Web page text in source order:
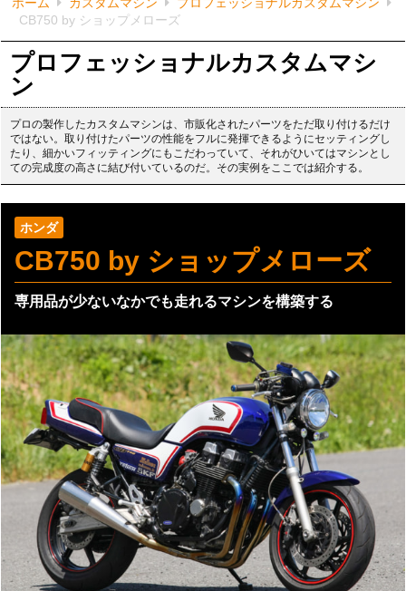
CB750 by ショップメローズ
プロフェッショナルカスタムマシ
ン
プロの製作したカスタムマシンは、市販化されたパーツをただ取り付けるだけ
ではない。取り付けたパーツの性能をフルに発揮できるようにセッティングし
たり、細かいフィッティングにもこだわっていて、それがひいてはマシンとし
ての完成度の高さに結び付いているのだ。その実例をここでは紹介する。
ホンダ
CB750 by ショップメローズ
専用品が少ないなかでも走れるマシンを構築する